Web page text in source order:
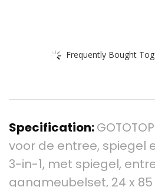
Frequently Bought
Specification:
voor de entree, spiegel
3-in-1, met spiegel,
gangmeubelset, 24 x 85